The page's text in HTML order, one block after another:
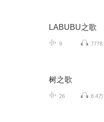
LABUBU之歌
9 7778
树之歌
26 8.4万